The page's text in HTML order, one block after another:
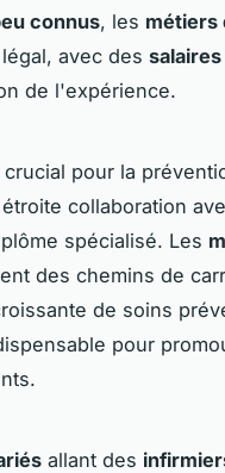
connus, les métiers
avec des
de l'expérience.
pour la
collaboration
spécialisé. Les
des chemins de
de soins
pour
allant des